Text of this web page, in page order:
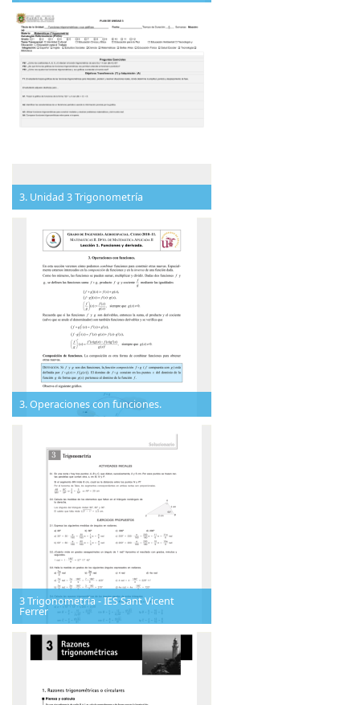
3. Unidad 3 Trigonometría
3. Operaciones con funciones.
3 Trigonometría - IES Sant Vicent
Ferrer